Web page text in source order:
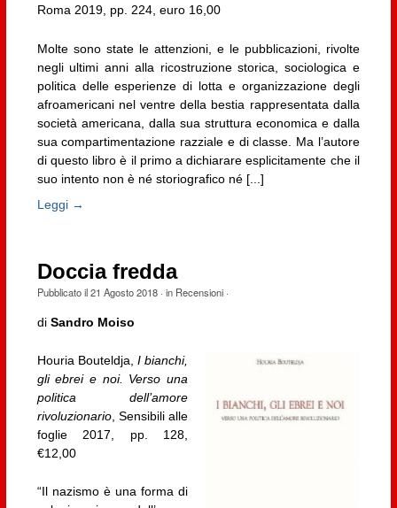
Roma 2019, pp. 224, euro 16,00
Molte sono state le attenzioni, e le pubblicazioni, rivolte
negli ultimi anni alla ricostruzione storica, sociologica e
politica delle esperienze di lotta e organizzazione degli
afroamericani nel ventre della bestia rappresentata dalla
società americana, dalla sua struttura economica e dalla
sua compartimentazione razziale e di classe. Ma l’autore
di questo libro è il primo a dichiarare esplicitamente che il
suo intento non è né storiografico né [...]
Leggi →
Doccia fredda
Pubblicato il21 Agosto 2018· in Recensioni·
di Sandro Moiso
Houria Bouteldja, I bianchi,
gli ebrei e noi. Verso una
politica dell’amore
rivoluzionario, Sensibili alle
foglie 2017, pp. 128,
€12,00
“Il nazismo è una forma di